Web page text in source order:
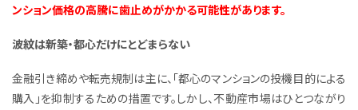
ンション価格の高騰に歯止めがかかる可能性があります。
波紋は新築・都心だけにとどまらない
金融引き締めや転売規制は主に、「都心のマンションの投機目的による
購入」を抑制するための措置です。しかし、不動産市場はひとつながり